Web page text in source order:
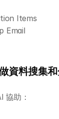
Items
Email
資料搜集
協助：